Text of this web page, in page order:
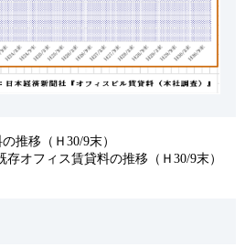
推移（Ｈ30/9末）
存オフィス賃貸料の推移（Ｈ30/9末）